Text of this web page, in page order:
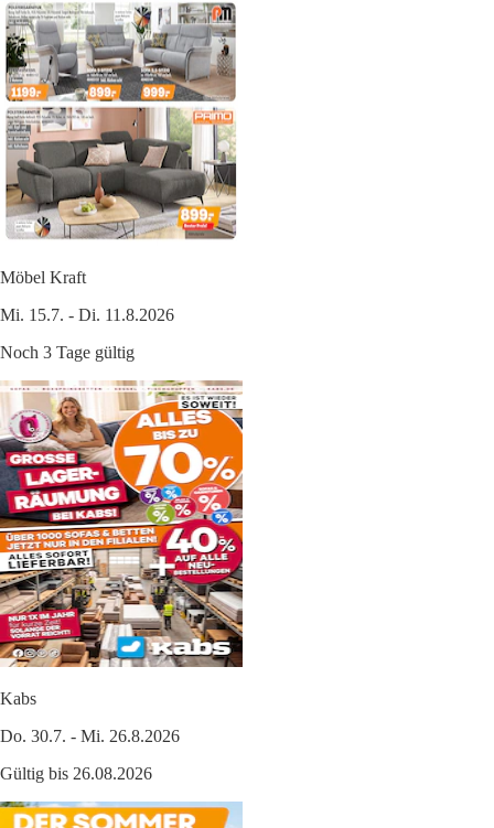
Möbel Kraft
Mi. 15.7. - Di. 11.8.2026
Noch 3 Tage gültig
Kabs
Do. 30.7. - Mi. 26.8.2026
Gültig bis 26.08.2026